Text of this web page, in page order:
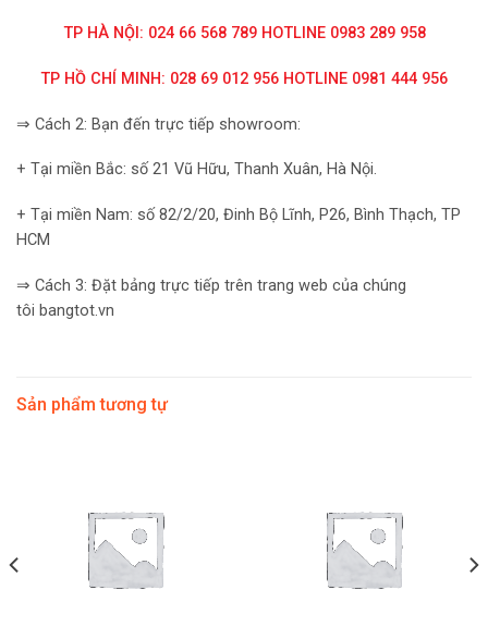
TP HÀ NỘI: 024 66 568 789 HOTLINE 0983 289 958
TP HỒ CHÍ MINH: 028 69 012 956 HOTLINE 0981 444 956
⇒ Cách 2: Bạn đến trực tiếp showroom:
+ Tại miền Bắc: số 21 Vũ Hữu, Thanh Xuân, Hà Nội.
+ Tại miền Nam: số 82/2/20, Đinh Bộ Lĩnh, P26, Bình Thạch, TP
HCM
⇒ Cách 3: Đặt bảng trực tiếp trên trang web của chúng
tôi bangtot.vn
Sản phẩm tương tự